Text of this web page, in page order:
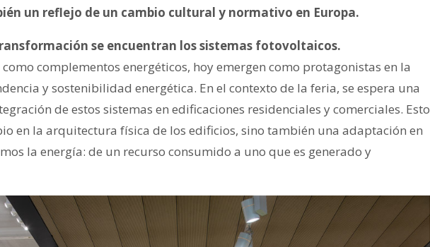
un reflejo de un cambio cultural y normativo en Europa.
se encuentran los sistemas fotovoltaicos.
complementos energéticos, hoy emergen como protagonistas en la
y sostenibilidad energética. En el contexto de la feria, se espera una
de estos sistemas en edificaciones residenciales y comerciales. Esto
en la arquitectura física de los edificios, sino también una adaptación en
la energía: de un recurso consumido a uno que es generado y